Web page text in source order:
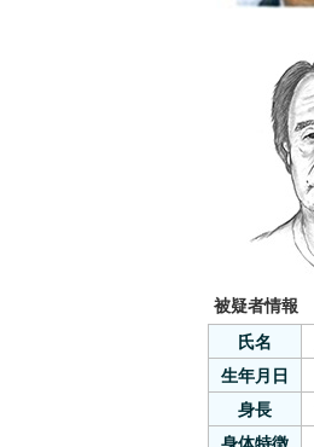
被疑者情報
氏名
生年月日
身長
身体特徴